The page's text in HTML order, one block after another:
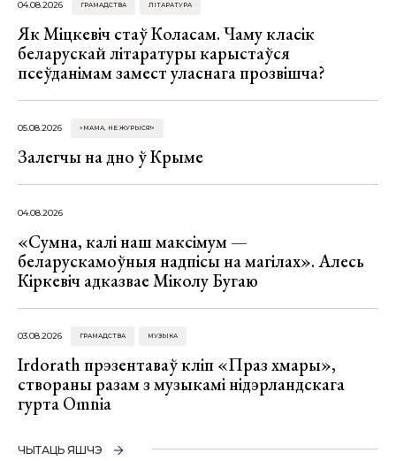
04.08.2026 ГРАМАДСТВА ЛІТАРАТУРА
Як Міцкевіч стаў Коласам. Чаму класік
беларускай літаратуры карыстаўся
псеўданімам замест уласнага прозвішча?
05.08.2026 «МАМА, НЕ ЖУРЫСЯ!»
Залегчы на дно ў Крыме
04.08.2026
«Сумна, калі наш максімум —
беларускамоўныя надпісы на магілах». Алесь
Кіркевіч адказвае Міколу Бугаю
03.08.2026 ГРАМАДСТВА МУЗЫКА
Irdorath прэзентаваў кліп «Праз хмары»,
створаны разам з музыкамі нідэрландскага
гурта Omnia
ЧЫТАЦЬ ЯШЧЭ